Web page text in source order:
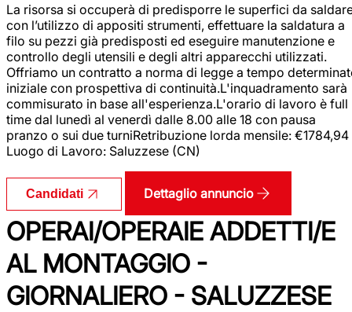
La risorsa si occuperà di predisporre le superfici da
con l’utilizzo di appositi strumenti, effettuare la saldatura a
filo su pezzi già predisposti ed eseguire manutenzione e
controllo degli utensili e degli altri apparecchi utilizzati.
Offriamo un contratto a norma di legge a tempo
iniziale con prospettiva di continuità.L'inquadramento sarà
commisurato in base all'esperienza.L'orario di lavoro è full
time dal lunedì al venerdì dalle 8.00 alle 18 con pausa
pranzo o sui due turniRetribuzione lorda mensile: €1784,94
Luogo di Lavoro: Saluzzese (CN)
Candidati Dettaglio annuncio
OPERAI/OPERAIE ADDETTI/E
AL MONTAGGIO -
GIORNALIERO - SALUZZESE